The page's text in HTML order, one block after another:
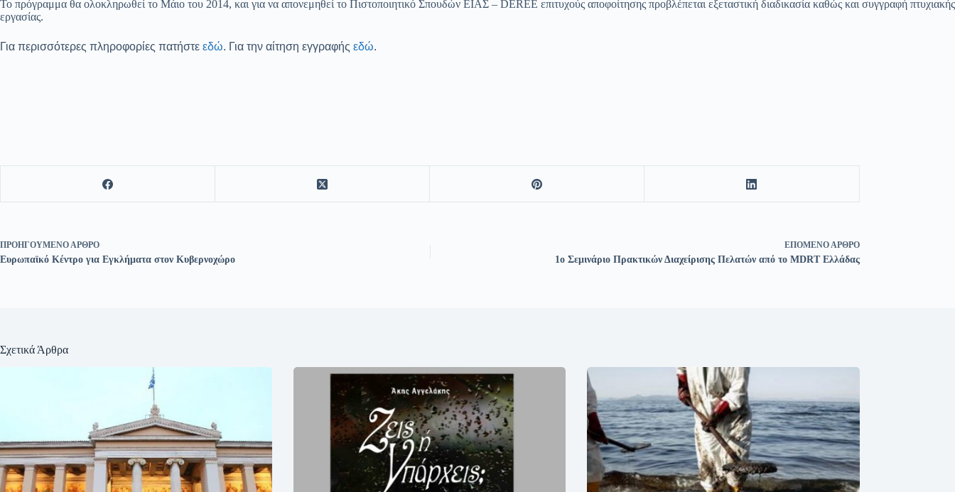
Το πρόγραμμα θα ολοκληρωθεί το Μάιο του 2014, και για να απονεμηθεί το Πιστοποιητικό Σπουδών ΕΙΑΣ – DEREE επιτυχούς αποφοίτησης προβλέπεται εξεταστική διαδικασία καθώς και συγγραφή πτυχιακής
εργασίας.
Για περισσότερες πληροφορίες πατήστε εδώ. Για την αίτηση εγγραφής εδώ.
ΠΡΟΗΓΟΎΜΕΝΟΆΡΘΡΟ
Ευρωπαϊκό Κέντρο για Εγκλήματα στον Κυβερνοχώρο
ΕΠΌΜΕΝΟΆΡΘΡΟ
1ο Σεμινάριο Πρακτικών Διαχείρισης Πελατών από το MDRT Ελλάδας
Σχετικά Άρθρα